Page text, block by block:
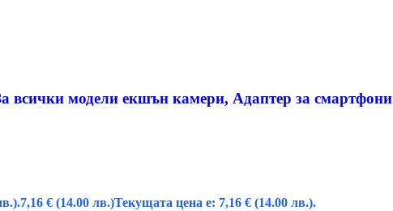
всички модели екшън камери, Адаптер за смартфони
7,16 € (14.00 лв.)Текущата цена е: 7,16 € (14.00 лв.).